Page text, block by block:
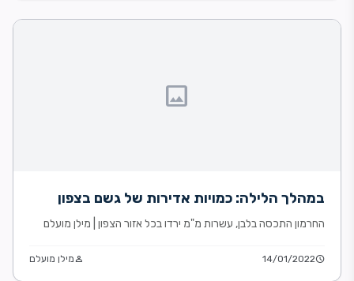
image
במהלך הלילה: כמויות אדירות של גשם בצפון
החרמון התכסה בלבן, עשרות מ"מ ירדו בכל אזור הצפון | מילן מועלם
schedule
14/01/2022
personמילן מועלם